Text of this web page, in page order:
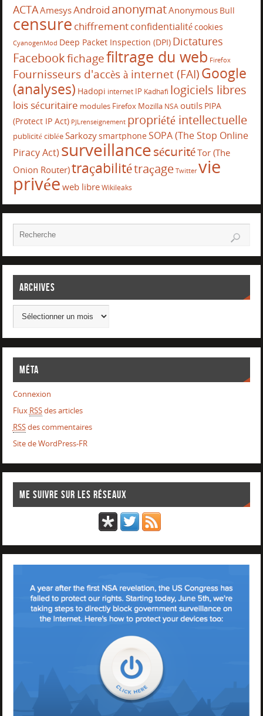
ACTAAmesysAndroid anonymatAnonymous Bull
censure chiffrementconfidentialitécookies
CyanogenMod Deep Packet Inspection (DPI) Dictatures
Facebookfichagefiltrage du web Firefox
Fournisseurs d'accès à internet (FAI)Google
(analyses) Hadopi internet IP Kadhafi logiciels libres
lois sécuritaire modules Firefox Mozilla NSA outils PIPA
(Protect IP Act) PJLrenseignement propriété intellectuelle
publicité cibléeSarkozysmartphoneSOPA (The Stop Online
Piracy Act) surveillancesécuritéTor (The
Onion Router)traçabilitétraçage Twitter vie
privée web libreWikileaks
Archives
Méta
Connexion
Flux RSSdes articles
RSSdes commentaires
Site de WordPress-FR
Me suivre sur les réseaux